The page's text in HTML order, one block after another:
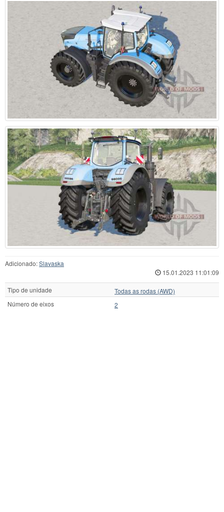
Adicionado:Slavaska
15.01.2023 11:01:09
Tipo de unidade
Todas as rodas (AWD)
Número de eixos
2